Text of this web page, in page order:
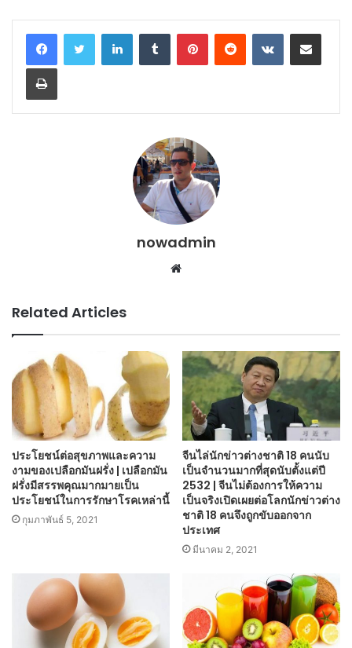
LinkedInTumblr PinterestReddit VKontakteShare via Email
Print
nowadmin
Website
Related Articles
ประโยชน์ต่อสุขภาพและความ
งามของเปลือกมันฝรั่ง | เปลือกมัน
ฝรั่งมีสรรพคุณมากมายเป็น
ประโยชน์ในการรักษาโรคเหล่านี้
กุมภาพันธ์ 5, 2021
จีนไล่นักข่าวต่างชาติ 18 คนนับ
เป็นจำนวนมากที่สุดนับตั้งแต่ปี
2532 | จีนไม่ต้องการให้ความ
เป็นจริงเปิดเผยต่อโลกนักข่าวต่าง
ชาติ 18 คนจึงถูกขับออกจาก
ประเทศ
มีนาคม 2, 2021